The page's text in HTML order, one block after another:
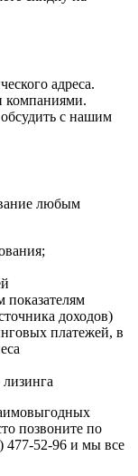
адреса.
компаниями.
с нашим
любым
показателям
доходов)
платежей, в
позвоните по
477-52-96 и мы все